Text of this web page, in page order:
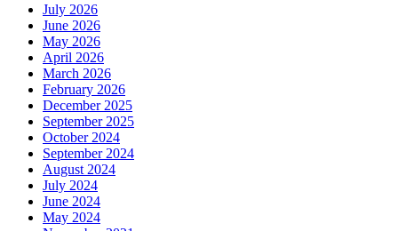
July 2026
June 2026
May 2026
April 2026
March 2026
February 2026
December 2025
September 2025
October 2024
September 2024
August 2024
July 2024
June 2024
May 2024